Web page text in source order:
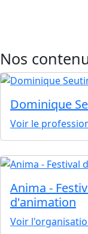
Nos
Dominique
Voir le
Anima -
d'animation
Voir